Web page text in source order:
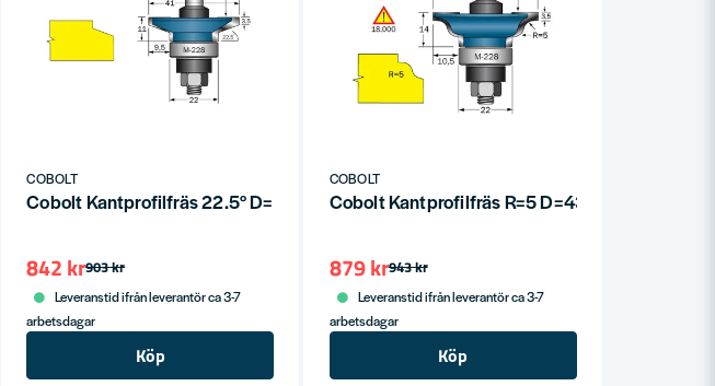
COBOLT
Cobolt Kantprofilfräs 22.5° D=41 L=11 F=9.5 S=8
903 kr
842 kr
Leveranstid ifrån leverantör ca 3-7
arbetsdagar
Köp
COBOLT
Cobolt Kantprofilfräs R=5 D=43 L=14 F=10.5
943 kr
879 kr
Leveranstid ifrån leverantör ca 3-7
arbetsdagar
Köp